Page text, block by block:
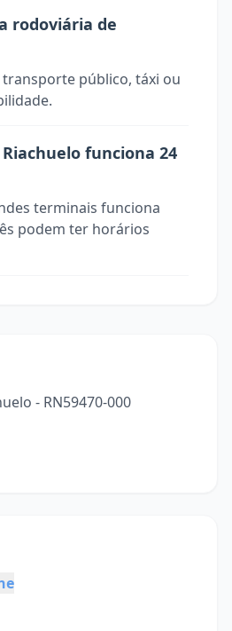
rodoviária de
público, táxi ou
funciona 24
terminais funciona
podem ter horários
- RN59470-000